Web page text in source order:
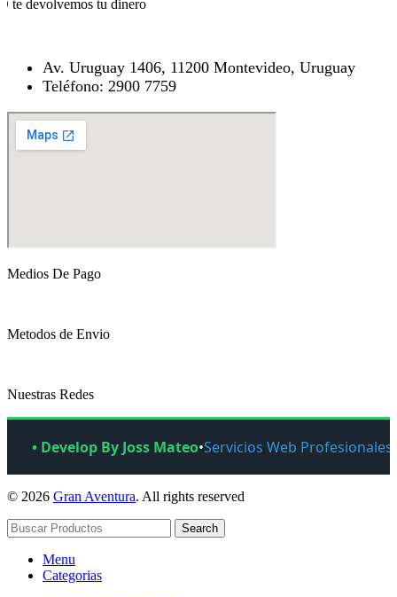
te devolvemos tu dinero
Av. Uruguay 1406, 11200 Montevideo, Uruguay
Teléfono: 2900 7759
Medios De Pago
Metodos de Envio
Nuestras Redes
• Develop By Joss Mateo•Servicios Web Profesionales
© 2026 Gran Aventura. All rights reserved
Search
Menu
Categorias